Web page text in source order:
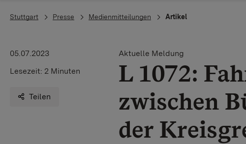
You are here:
Stuttgart Presse Medienmitteilungen Artikel
05.07.2023
Lesezeit: 2 Minuten
Teilen
Aktuelle Meldung
L 1072:
zwischen
der